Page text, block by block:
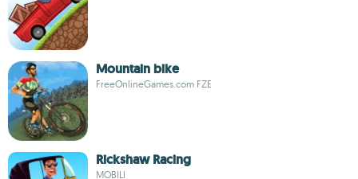
Mountain bike
FreeOnlineGames.com FZE
Rickshaw Racing
MOBILI